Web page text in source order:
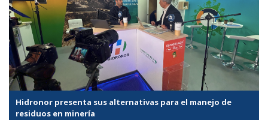
Hidronor presenta sus alternativas para el manejo de
residuos en minería